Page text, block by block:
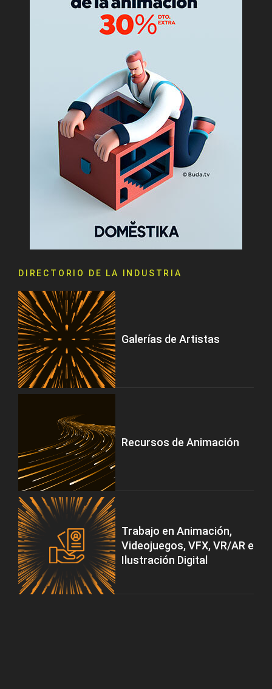
DIRECTORIO DE LA INDUSTRIA
Galerías de Artistas
Recursos de Animación
Trabajo en Animación,
Videojuegos, VFX, VR/AR e
Ilustración Digital